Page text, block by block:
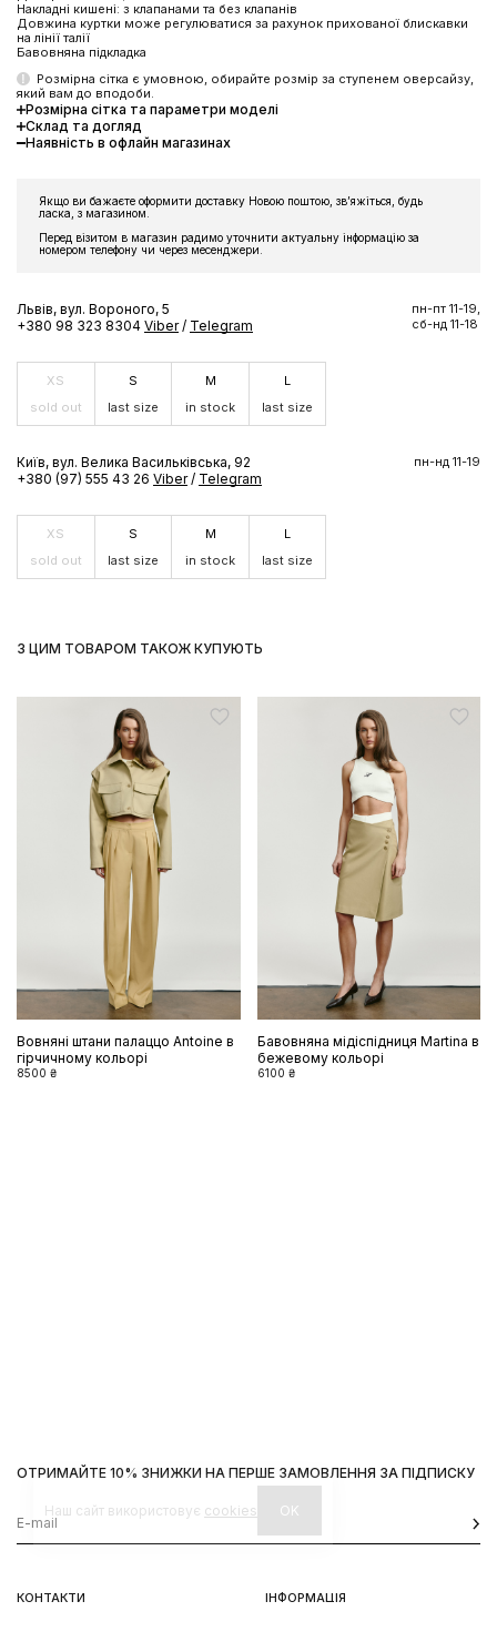
Накладні кишені: з клапанами та без клапанів
Довжина куртки може регулюватися за рахунок прихованої блискавки
на лінії талії
Бавовняна підкладка
Розмірна сітка є умовною, обирайте розмір за ступенем оверсайзу,
який вам до вподоби.
Розмірна сітка та параметри моделі
Склад та догляд
Наявність в офлайн магазинах
Якщо ви бажаєте оформити доставку Новою поштою, звʼяжіться, будь
ласка, з магазином.
Перед візитом в магазин радимо уточнити актуальну інформацію за
номером телефону чи через месенджери.
Львів, вул. Вороного, 5
+380 98 323 8304 Viber / Telegram
пн-пт 11-19,
сб-нд 11-18
XS
sold out
S
last size
M
in stock
L
last size
Київ, вул. Велика Васильківська, 92
+380 (97) 555 43 26 Viber / Telegram
пн-нд 11-19
XS
sold out
S
last size
M
in stock
L
last size
З ЦИМ ТОВАРОМ ТАКОЖ КУПУЮТЬ
Вовняні штани палаццо Antoine в
гірчичному кольорі
8500 ₴
Бавовняна мідіспідниця Martina в
бежевому кольорі
6100 ₴
КОНТАКТИ ІНФОРМАЦІЯ
ОТРИМАЙТЕ 10% ЗНИЖКИ НА ПЕРШЕ ЗАМОВЛЕННЯ ЗА ПІДПИСКУ
Наш сайт використовує cookies OK